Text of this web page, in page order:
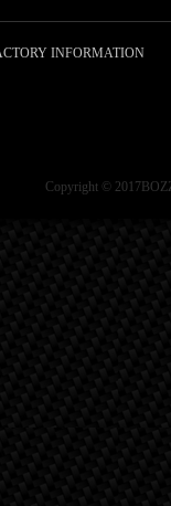
INFORMATION
Copyright ©